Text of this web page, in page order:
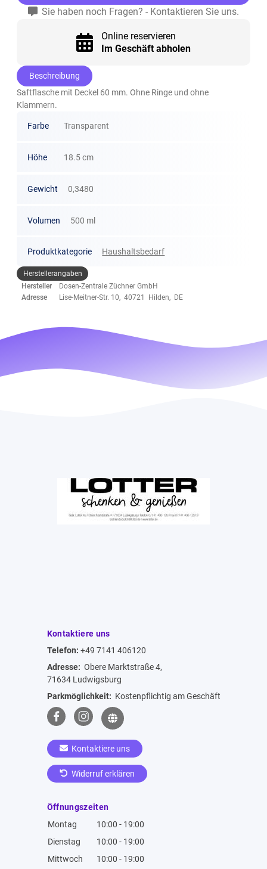
Sie haben noch Fragen? - Kontaktieren Sie uns.
Online reservieren
Im Geschäft abholen
Beschreibung
Saftflasche mit Deckel 60 mm. Ohne Ringe und ohne
Klammern.
Farbe Transparent
Höhe 18.5 cm
Gewicht 0,3480
Volumen 500 ml
Produktkategorie Haushaltsbedarf
Herstellerangaben
Hersteller
Dosen-Zentrale Züchner GmbH
Adresse
Lise-Meitner-Str. 10, 40721 Hilden, DE
Kontaktiere uns
Telefon: +49 7141 406120
Adresse: Obere Marktstraße 4,
71634 Ludwigsburg
Parkmöglichkeit: Kostenpflichtig am Geschäft
Kontaktiere uns
Widerruf erklären
Öffnungszeiten
Montag
10:00 - 19:00
Dienstag
10:00 - 19:00
Mittwoch
10:00 - 19:00